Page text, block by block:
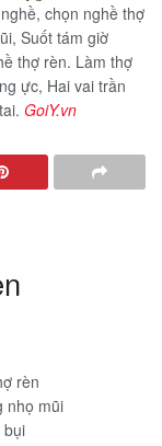
chọn nghề thợ
Suốt tám giờ
thợ rèn. Làm thợ
ực, Hai vai trần
GoiY.vn
rèn
nhọ mũi
bụi